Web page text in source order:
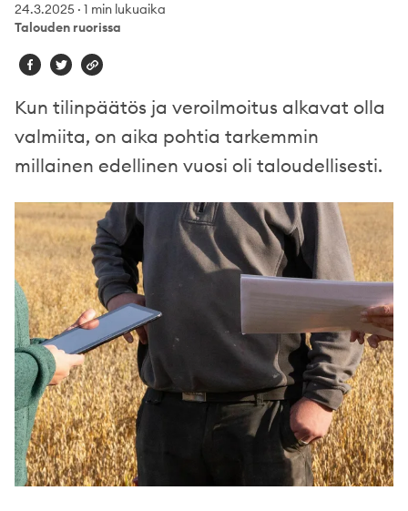
24.3.2025 · 1 min lukuaika
Talouden ruorissa
Kun tilinpäätös ja veroilmoitus alkavat olla
valmiita, on aika pohtia tarkemmin
millainen edellinen vuosi oli taloudellisesti.